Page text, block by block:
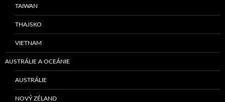
TAIWAN
THAJSKO
VIETNAM
AUSTRÁLIE A OCEÁNIE
AUSTRÁLIE
NOVÝ ZÉLAND